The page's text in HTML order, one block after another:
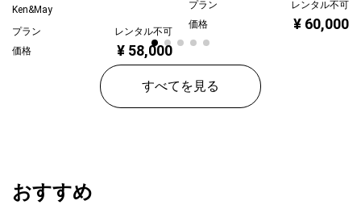
Ken&May
プラン
レンタル不可
価格
¥ 58,000
プラン
レンタル不可
価格
¥ 60,000
すべてを見る
おすすめ